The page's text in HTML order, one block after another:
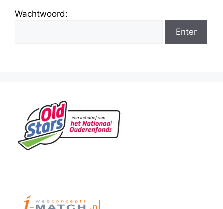
Wachtwoord: